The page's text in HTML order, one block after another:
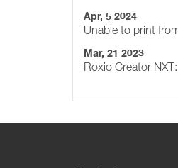
Apr, 5 2024
Unable to print
Mar, 21 2023
Roxio Creator